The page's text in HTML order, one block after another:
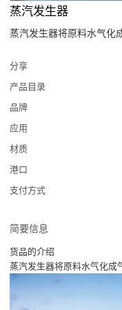
蒸汽发生器
蒸汽发生器将原料水气化
分享
产品目录
品牌
应用
材质
港口
支付方式
简要信息
货品的介绍
蒸汽发生器将原料水气化成